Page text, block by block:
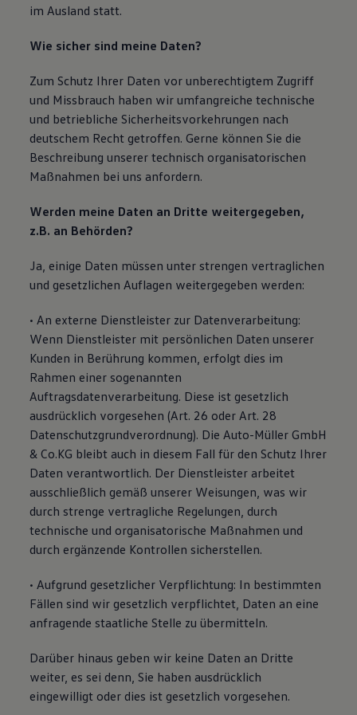
im Ausland statt.
Wie sicher sind meine Daten?
Zum Schutz Ihrer Daten vor unberechtigtem Zugriff
und Missbrauch haben wir umfangreiche technische
und betriebliche Sicherheitsvorkehrungen nach
deutschem Recht getroffen. Gerne können Sie die
Beschreibung unserer technisch organisatorischen
Maßnahmen bei uns anfordern.
Werden meine Daten an Dritte weitergegeben,
z.B. an Behörden?
Ja, einige Daten müssen unter strengen vertraglichen
und gesetzlichen Auflagen weitergegeben werden:
• An externe Dienstleister zur Datenverarbeitung:
Wenn Dienstleister mit persönlichen Daten unserer
Kunden in Berührung kommen, erfolgt dies im
Rahmen einer sogenannten
Auftragsdatenverarbeitung. Diese ist gesetzlich
ausdrücklich vorgesehen (Art. 26 oder Art. 28
Datenschutzgrundverordnung). Die Auto-Müller GmbH
& Co.KG bleibt auch in diesem Fall für den Schutz Ihrer
Daten verantwortlich. Der Dienstleister arbeitet
ausschließlich gemäß unserer Weisungen, was wir
durch strenge vertragliche Regelungen, durch
technische und organisatorische Maßnahmen und
durch ergänzende Kontrollen sicherstellen.
• Aufgrund gesetzlicher Verpflichtung: In bestimmten
Fällen sind wir gesetzlich verpflichtet, Daten an eine
anfragende staatliche Stelle zu übermitteln.
Darüber hinaus geben wir keine Daten an Dritte
weiter, es sei denn, Sie haben ausdrücklich
eingewilligt oder dies ist gesetzlich vorgesehen.